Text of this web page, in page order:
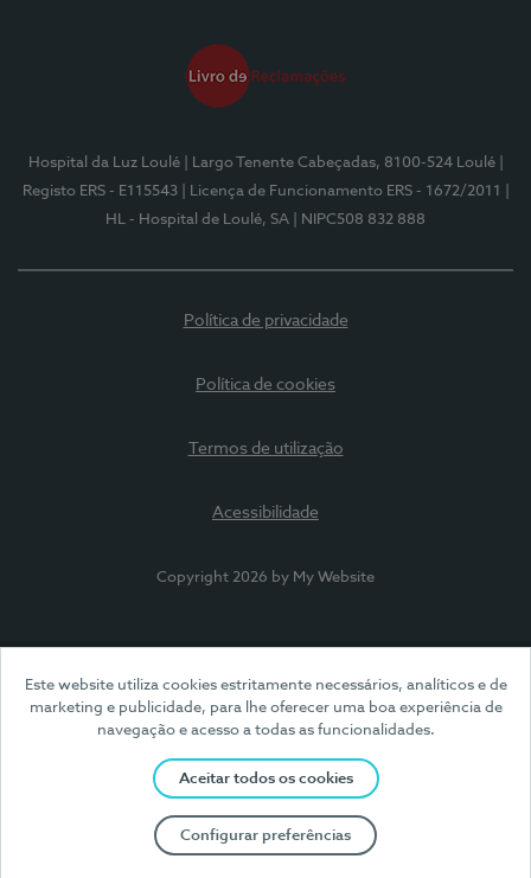
Este website utiliza cookies estritamente necessários, analíticos e de
marketing e publicidade, para lhe oferecer uma boa experiência de
navegação e acesso a todas as funcionalidades.
Aceitar todos os cookies
Configurar preferências
Hospital da Luz Loulé | Largo Tenente Cabeçadas, 8100-524 Loulé
Registo ERS - E115543
| Licença de Funcionamento ERS - 1672/2011
HL - Hospital de Loulé, SA
| NIPC508 832 888
Política de privacidade
Política de cookies
Termos de utilização
Acessibilidade
Copyright 2026 by My Website